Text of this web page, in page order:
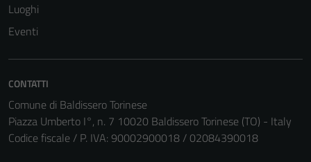
Luoghi
Eventi
CONTATTI
Comune di Baldissero Torinese
Piazza Umberto I°, n. 7 10020 Baldissero Torinese (TO) - Italy
Codice fiscale / P. IVA: 90002900018 / 02084390018